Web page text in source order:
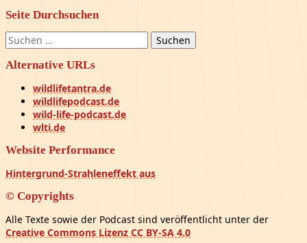
Seite Durchsuchen
Suchen
nach:
Alternative URLs
wildlifetantra.de
wildlifepodcast.de
wild-life-podcast.de
wlti.de
Website Performance
Hintergrund-Strahleneffekt aus
© Copyrights
Alle Texte sowie der Podcast sind veröffentlicht unter der
Creative Commons Lizenz CC BY-SA 4.0